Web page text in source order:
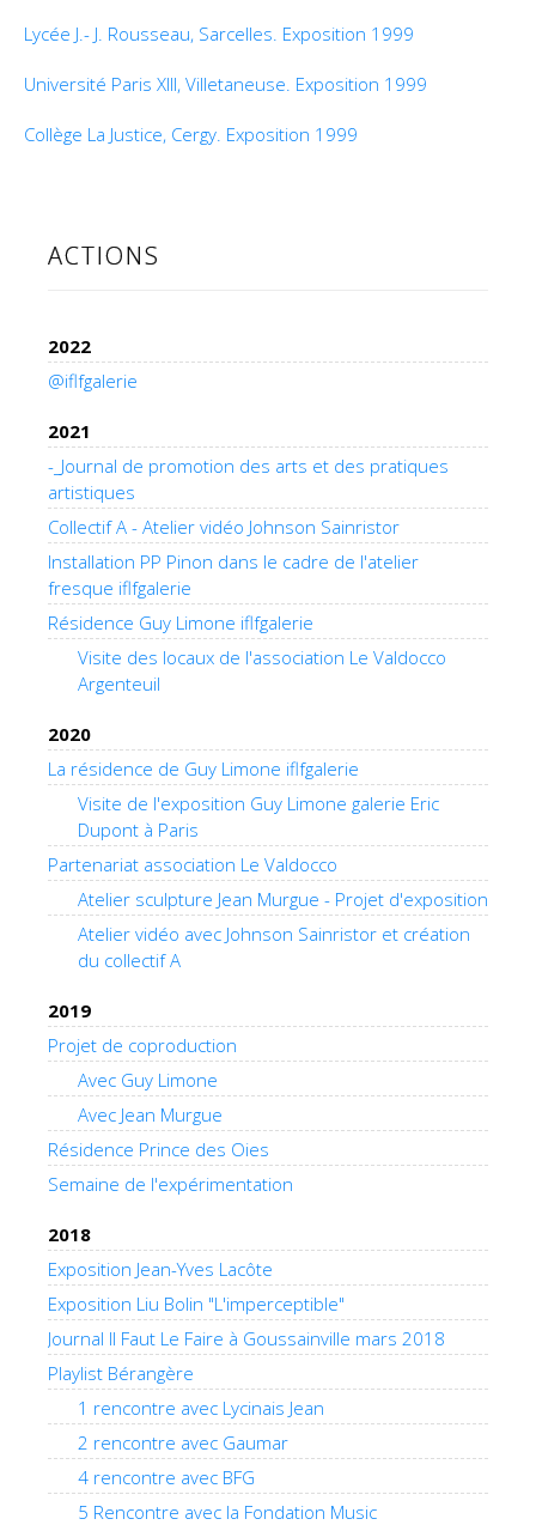
Lycée J.- J. Rousseau, Sarcelles. Exposition 1999
Université Paris XIII, Villetaneuse. Exposition 1999
Collège La Justice, Cergy. Exposition 1999
ACTIONS
2022
@iflfgalerie
2021
-_Journal de promotion des arts et des pratiques
artistiques
Collectif A - Atelier vidéo Johnson Sainristor
Installation PP Pinon dans le cadre de l'atelier
fresque iflfgalerie
Résidence Guy Limone iflfgalerie
Visite des locaux de l'association Le Valdocco
Argenteuil
2020
La résidence de Guy Limone iflfgalerie
Visite de l'exposition Guy Limone galerie Eric
Dupont à Paris
Partenariat association Le Valdocco
Atelier sculpture Jean Murgue - Projet d'exposition
Atelier vidéo avec Johnson Sainristor et création
du collectif A
2019
Projet de coproduction
Avec Guy Limone
Avec Jean Murgue
Résidence Prince des Oies
Semaine de l'expérimentation
2018
Exposition Jean-Yves Lacôte
Exposition Liu Bolin "L'imperceptible"
Journal Il Faut Le Faire à Goussainville mars 2018
Playlist Bérangère
1 rencontre avec Lycinais Jean
2 rencontre avec Gaumar
4 rencontre avec BFG
5 Rencontre avec la Fondation Music